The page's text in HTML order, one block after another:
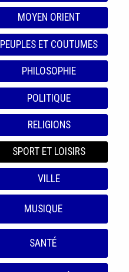
MOYEN ORIENT
PEUPLES ET COUTUMES
PHILOSOPHIE
POLITIQUE
RELIGIONS
SPORT ET LOISIRS
VILLE
MUSIQUE
SANTÉ